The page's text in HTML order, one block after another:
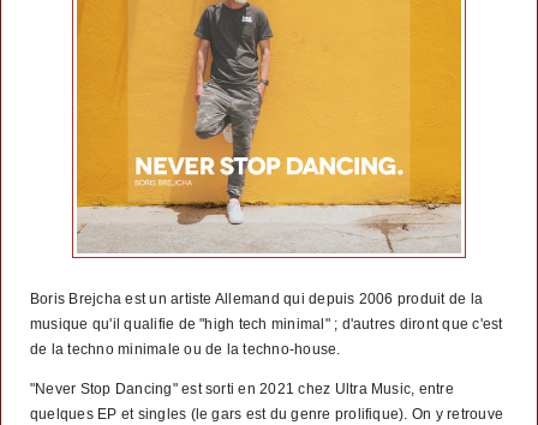
Boris Brejcha est un artiste Allemand qui depuis 2006 produit de la
musique qu'il qualifie de "high tech minimal" ; d'autres diront que c'est
de la techno minimale ou de la techno-house.
"Never Stop Dancing" est sorti en 2021 chez Ultra Music, entre
quelques EP et singles (le gars est du genre prolifique). On y retrouve